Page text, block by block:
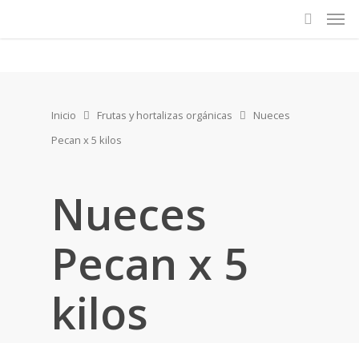
Inicio Frutas y hortalizas orgánicas
Nueces
Pecan x 5 kilos
Nueces
Pecan x 5
kilos